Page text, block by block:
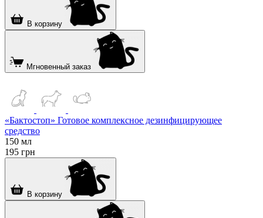
В корзину
Мгновенный заказ
«Бактостоп» Готовое комплексное дезинфицирующее
средство
150 мл
195 грн
В корзину